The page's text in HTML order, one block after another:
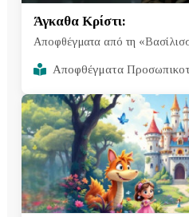
Άγκαθα Κρίστι:
Αποφθέγματα από τη
Αποφθέγματα